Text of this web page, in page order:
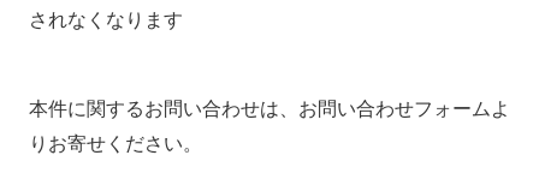
されなくなります
本件に関するお問い合わせは、お問い合わせフォームよ
りお寄せください。